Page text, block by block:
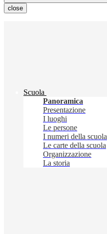
close
Scuola
Panoramica
Presentazione
I luoghi
Le persone
I numeri della scuola
Le carte della scuola
Organizzazione
La storia